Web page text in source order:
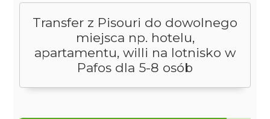
Transfer z Pisouri do dowolnego
miejsca np. hotelu,
apartamentu, willi na lotnisko w
Pafos dla 5-8 osób